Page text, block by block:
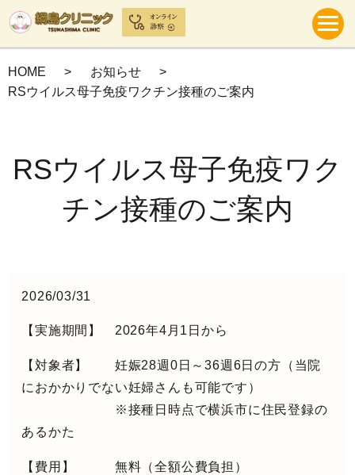
HOME
お知らせ
RSウイルス母子免疫ワクチン接種のご案内
RSウイルス母子免疫ワク
チン接種のご案内
2026/03/31
【実施期間】 2026年4月1日から
【対象者】 妊娠28週0日～36週6日の方（当院
におかかりでない妊婦さんも可能です）
※接種日時点で横浜市に住民登録の
あるかた
【費用】 無料（全額公費負担）